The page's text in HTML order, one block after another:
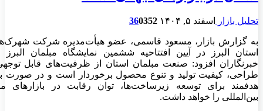
تحلیل بازار اسفند ۵, ۱۴۰۴ 360352
به گزارش بازار، مسعود قاسمی، عضو هیأت‌مدیره شرکت
استان البرز در آیین افتتاحیه ششمین نمایشگاه مبلمان
خبرنگاران افزود: صنعت مبلمان استان از ظرفیت‌های قابل
طراحی، کیفیت تولید و تنوع محصول برخوردار است و در صورت
هدفمند برای توسعه زیرساخت‌ها، توان رقابت در بازارهای
بین‌المللی را خواهد داشت.